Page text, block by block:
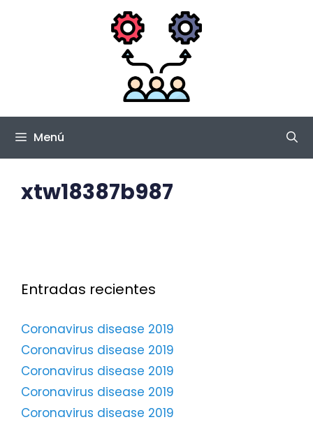
Menú
xtw18387b987
Entradas recientes
Coronavirus disease 2019
Coronavirus disease 2019
Coronavirus disease 2019
Coronavirus disease 2019
Coronavirus disease 2019